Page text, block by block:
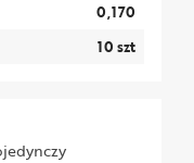
0,170
10 szt